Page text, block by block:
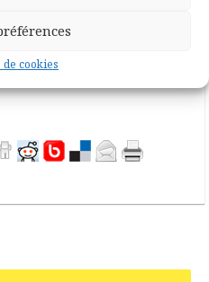
cookies
à la salle
juillet 2023.